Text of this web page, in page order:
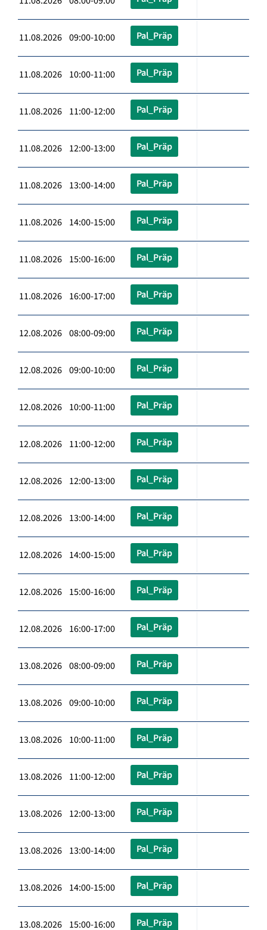
11.08.2026 09:00-10:00 Pal_Präp
11.08.2026 10:00-11:00 Pal_Präp
11.08.2026 11:00-12:00 Pal_Präp
11.08.2026 12:00-13:00 Pal_Präp
11.08.2026 13:00-14:00 Pal_Präp
11.08.2026 14:00-15:00 Pal_Präp
11.08.2026 15:00-16:00 Pal_Präp
11.08.2026 16:00-17:00 Pal_Präp
12.08.2026 08:00-09:00 Pal_Präp
12.08.2026 09:00-10:00 Pal_Präp
12.08.2026 10:00-11:00 Pal_Präp
12.08.2026 11:00-12:00 Pal_Präp
12.08.2026 12:00-13:00 Pal_Präp
12.08.2026 13:00-14:00 Pal_Präp
12.08.2026 14:00-15:00 Pal_Präp
12.08.2026 15:00-16:00 Pal_Präp
12.08.2026 16:00-17:00 Pal_Präp
13.08.2026 08:00-09:00 Pal_Präp
13.08.2026 09:00-10:00 Pal_Präp
13.08.2026 10:00-11:00 Pal_Präp
13.08.2026 11:00-12:00 Pal_Präp
13.08.2026 12:00-13:00 Pal_Präp
13.08.2026 13:00-14:00 Pal_Präp
13.08.2026 14:00-15:00 Pal_Präp
13.08.2026 15:00-16:00 Pal_Präp